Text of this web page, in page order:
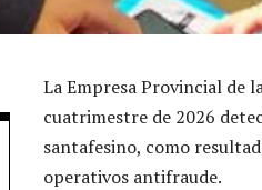
La Empresa Provincial de
cuatrimestre de 2026
santafesino, como
operativos antifraude.